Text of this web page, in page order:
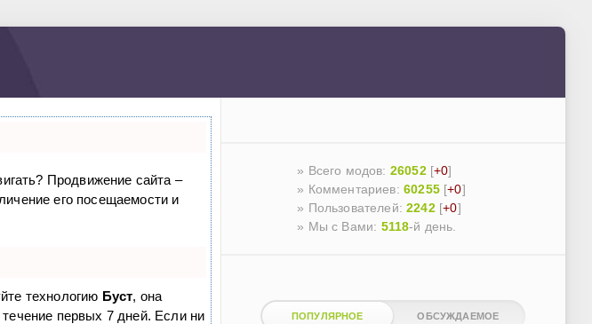
Продвижение сайта –
его посещаемости и
технологию Буст, она
первых 7 дней. Если ни
» Всего модов: 26052[+0]
» Комментариев: 60255[+0]
» Пользователей:2242[+0]
» Мы с Вами: 5118-й день.
ПОПУЛЯРНОЕ ОБСУЖДАЕМОЕ